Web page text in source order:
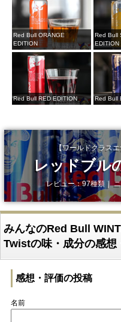
Red Bull ORANGE
EDITION
Red Bull
Red Bull RED EDITION Red Bull
【ワールドクラス
レッドブル
レビュー：97種類｜
みんなのRed Bull
Twistの味・成分の感想
感想・評価の投稿
名前